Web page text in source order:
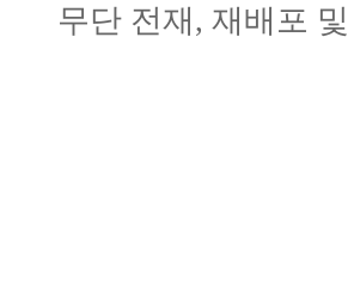
무단 전재, 재배포